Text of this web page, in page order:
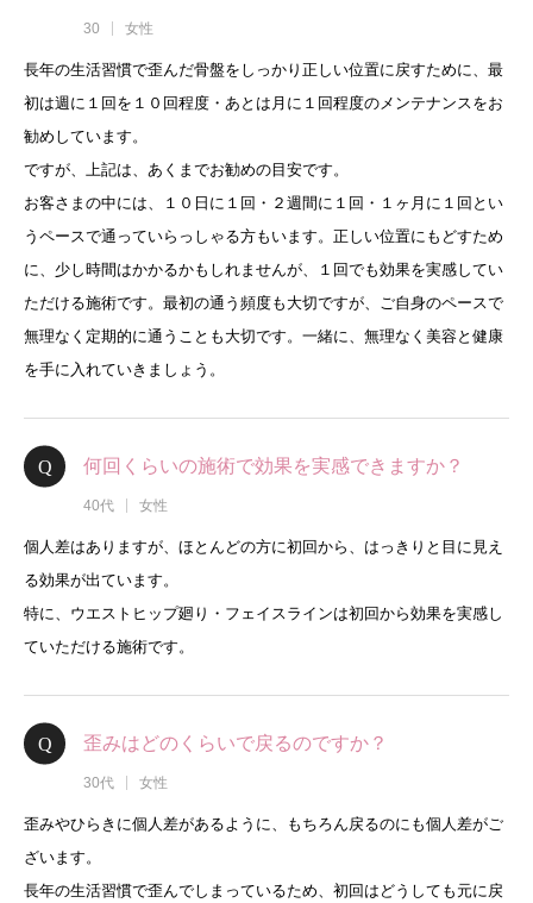
30 女性
長年の生活習慣で歪んだ骨盤をしっかり正しい位置に戻すために、最
初は週に１回を１０回程度・あとは月に１回程度のメンテナンスをお
勧めしています。
ですが、上記は、あくまでお勧めの目安です。
お客さまの中には、１０日に１回・２週間に１回・１ヶ月に１回とい
うペースで通っていらっしゃる方もいます。正しい位置にもどすため
に、少し時間はかかるかもしれませんが、１回でも効果を実感してい
ただける施術です。最初の通う頻度も大切ですが、ご自身のペースで
無理なく定期的に通うことも大切です。一緒に、無理なく美容と健康
を手に入れていきましょう。
何回くらいの施術で効果を実感できますか？
40代 女性
個人差はありますが、ほとんどの方に初回から、はっきりと目に見え
る効果が出ています。
特に、ウエストヒップ廻り・フェイスラインは初回から効果を実感し
ていただける施術です。
歪みはどのくらいで戻るのですか？
30代 女性
歪みやひらきに個人差があるように、もちろん戻るのにも個人差がご
ざいます。
長年の生活習慣で歪んでしまっているため、初回はどうしても元に戻